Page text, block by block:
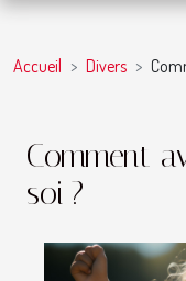
Accueil Divers
Comment
soi ?